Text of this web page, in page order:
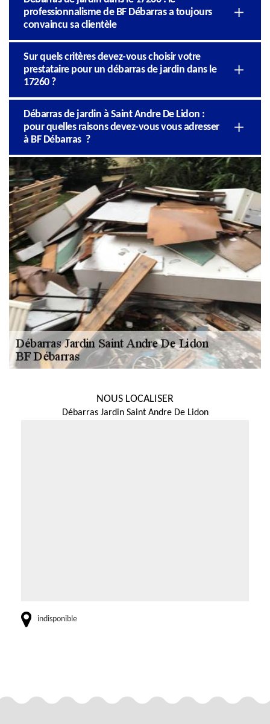
professionnalisme de BF Débarras a toujours
convaincu sa clientèle
Sur quels critères devez-vous choisir votre
prestataire pour un débarras de jardin dans le
17260 ?
Débarras de jardin à Saint Andre De Lidon :
pour quelles raisons devez-vous vous adresser
à BF Débarras ?
NOUS LOCALISER
Débarras Jardin Saint Andre De Lidon
indisponible